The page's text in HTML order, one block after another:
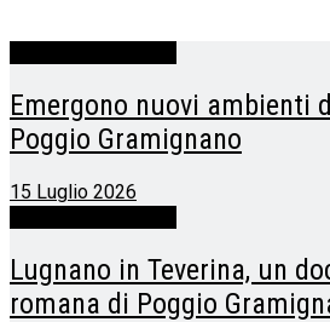
Emergono nuovi ambienti
Poggio Gramignano
15 Luglio 2026
Lugnano in Teverina, un
romana di Poggio